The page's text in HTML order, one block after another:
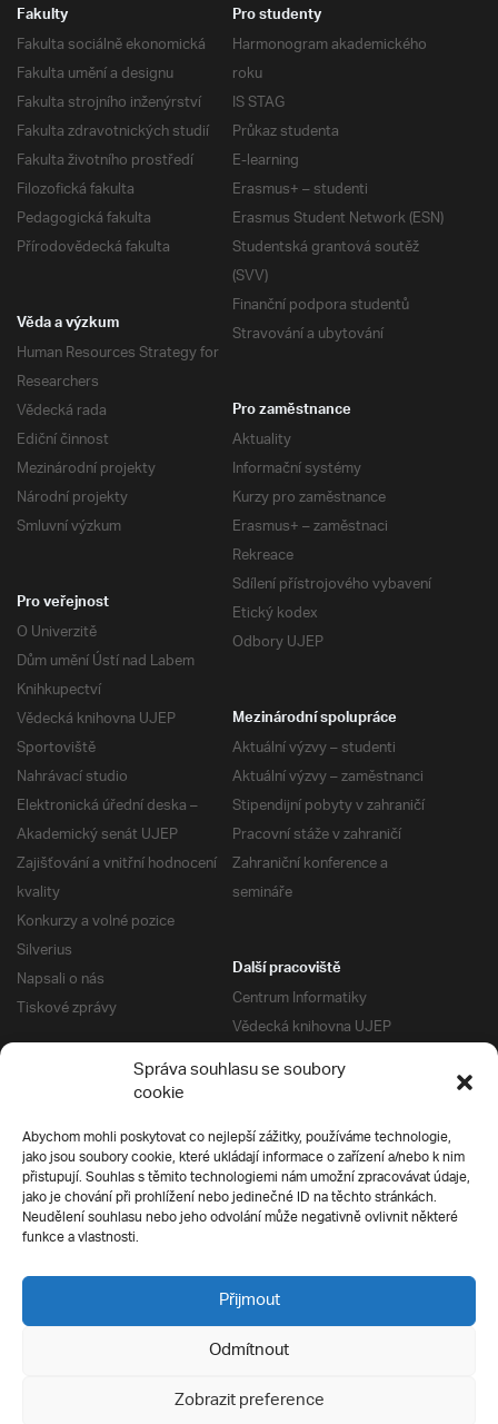
Správa souhlasu se soubory
cookie
Abychom mohli poskytovat co nejlepší zážitky, používáme technologie,
jako jsou soubory cookie, které ukládají informace o zařízení a/nebo k nim
přistupují. Souhlas s těmito technologiemi nám umožní zpracovávat údaje,
jako je chování při prohlížení nebo jedinečné ID na těchto stránkách.
Neudělení souhlasu nebo jeho odvolání může negativně ovlivnit některé
funkce a vlastnosti.
Přijmout
Odmítnout
Zobrazit preference
Fakulty
Fakulta sociálně ekonomická
Fakulta umění a designu
Fakulta strojního inženýrství
Fakulta zdravotnických studií
Fakulta životního prostředí
Filozofická fakulta
Pedagogická fakulta
Přírodovědecká fakulta
Pro studenty
Harmonogram akademického
roku
IS STAG
Průkaz studenta
E-learning
Erasmus+ – studenti
Erasmus Student Network (ESN)
Studentská grantová soutěž
(SVV)
Finanční podpora studentů
Stravování a ubytování
Věda a výzkum
Human Resources Strategy for
Researchers
Vědecká rada
Ediční činnost
Mezinárodní projekty
Národní projekty
Smluvní výzkum
Pro zaměstnance
Aktuality
Informační systémy
Kurzy pro zaměstnance
Erasmus+ – zaměstnaci
Rekreace
Sdílení přístrojového vybavení
Etický kodex
Odbory UJEP
Pro veřejnost
O Univerzitě
Dům umění Ústí nad Labem
Knihkupectví
Vědecká knihovna UJEP
Sportoviště
Nahrávací studio
Elektronická úřední deska –
Akademický senát UJEP
Zajišťování a vnitřní hodnocení
kvality
Konkurzy a volné pozice
Silverius
Napsali o nás
Tiskové zprávy
Mezinárodní spolupráce
Aktuální výzvy – studenti
Aktuální výzvy – zaměstnanci
Stipendijní pobyty v zahraničí
Pracovní stáže v zahraničí
Zahraniční konference a
semináře
Další pracoviště
Centrum Informatiky
Vědecká knihovna UJEP
Správa kolejí a menz
Univerzitní centrum podpory
Silverius
Pro uchazeče
Přijímací řízení
E-prihlaska
Přípravné kurzy
Ochrana soukromí
Všechna práva vyhrazena